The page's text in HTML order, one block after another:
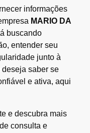
informações
MARIO DA
buscando
entender seu
junto à
saber se
e ativa, aqui
e descubra mais
consulta e